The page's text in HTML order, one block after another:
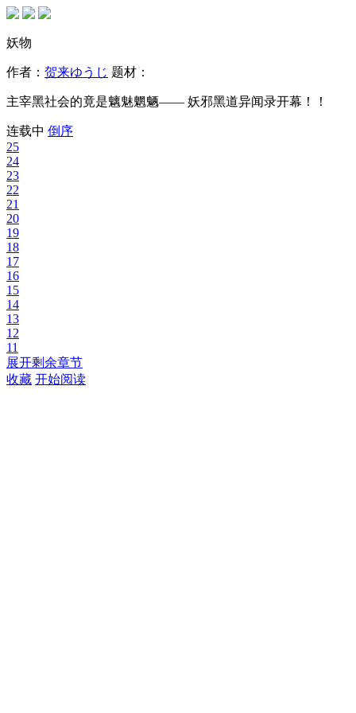
妖物
作者： 贺来ゆうじ 题材：
主宰黑社会的竟是魑魅魍魉—— 妖邪黑道异闻录开幕！！
连载中 倒序
25
24
23
22
21
20
19
18
17
16
15
14
13
12
11
展开剩余章节
收藏 开始阅读